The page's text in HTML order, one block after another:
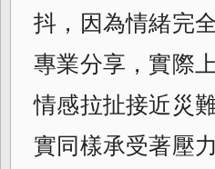
抖，因為情緒完
專業分享，實際
情感拉扯接近災
實同樣承受著壓